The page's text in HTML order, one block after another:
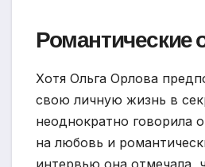
Романтические
Хотя Ольга Орлова
свою личную жизнь в
неоднократно говорила
на любовь и